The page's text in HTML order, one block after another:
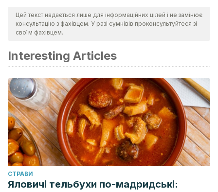
Цей текст надається лише для інформаційних цілей і не замінює
консультацію з фахівцем. У разі сумнівів проконсультуйтеся зі
своїм фахівцем.
Interesting Articles
CТРАВИ
Яловичі тельбухи по-мадридські: